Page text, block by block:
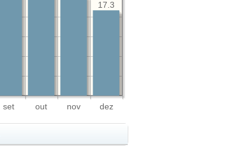
set out nov dez
17.3